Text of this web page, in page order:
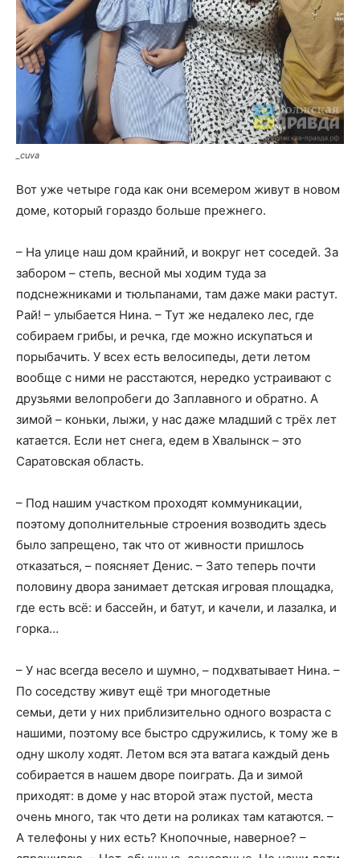
_cuva
Вот уже четыре года как они всемером живут в новом
доме, который гораздо больше прежнего.
– На улице наш дом крайний, и вокруг нет соседей. За
забором – степь, весной мы ходим туда за
подснежниками и тюльпанами, там даже маки растут.
Рай! – улыбается Нина. – Тут же недалеко лес, где
собираем грибы, и речка, где можно искупаться и
порыбачить. У всех есть велосипеды, дети летом
вообще с ними не расстаются, нередко устраивают с
друзьями велопробеги до Заплавного и обратно. А
зимой – коньки, лыжи, у нас даже младший с трёх лет
катается. Если нет снега, едем в Хвалынск – это
Саратовская область.
– Под нашим участком проходят коммуникации,
поэтому дополнительные строения возводить здесь
было запрещено, так что от живности пришлось
отказаться, – поясняет Денис. – Зато теперь почти
половину двора занимает детская игровая площадка,
где есть всё: и бассейн, и батут, и качели, и лазалка, и
горка…
– У нас всегда весело и шумно, – подхватывает Нина. –
По соседству живут ещё три многодетные
семьи, дети у них приблизительно одного возраста с
нашими, поэтому все быстро сдружились, к тому же в
одну школу ходят. Летом вся эта ватага каждый день
собирается в нашем дворе поиграть. Да и зимой
приходят: в доме у нас второй этаж пустой, места
очень много, так что дети на роликах там катаются. –
А телефоны у них есть? Кнопочные, наверное? –